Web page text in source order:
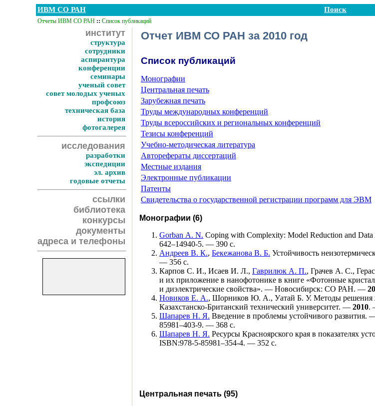
ИВМ СО РАН Поиск
Отчеты ИВМ СО РАН :: Список публикаций
институт
структура
сотрудники
аспирантура
конференции
семинары
ученый совет
совет молодых ученых
профсоюз
техническая база
история
фотогалерея
исследования
разработки
экспедиции
эл. архив
годовые отчеты
ссылки
библиотека
конкурсы
документы
адреса и телефоны
Отчет ИВМ СО РАН за 2010 год
Список публикаций
Монографии
Центральная печать
Зарубежная печать
Труды международных конференций
Труды всероссийских и региональных конференций
Тезисы конференций
Учебно-методическая литература
Авторефераты диссертаций
Местные издания
Электронные публикации
Патенты
Свидетельства о государственной регистрации программ для ЭВМ
Монографии (6)
Gorban A. N. Coping with Complexity: Model Reduction and
642–14940-5. — 390 с.
Андреев В. К., Бекежанова В. Б. Устойчивость
— 356 с.
Карпов С. И., Исаев И. Л., Гаврилюк А. П., Грачев А. С.,
и их приложение в нанофотонике в книге «Фотонные
и диэлектрические свойства». — Новосибирск: СО РАН. —
Новиков Е. А., Шорников Ю. А., Уатай Б. У. Методы решения
Казахстанско-Британский технический университет. — 2010.
Шапарев Н. Я. Введение в проблемы устойчивого
85981–403-9. — 368 с.
Шапарев Н. Я. Ресурсы Красноярского края в показателях
ISBN:978-5-85981–354-4. — 352 с.
Центральная печать (95)